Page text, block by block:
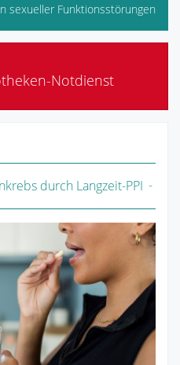
sexueller Funktionsstörungen
Notdienst
durch Langzeit-PPI